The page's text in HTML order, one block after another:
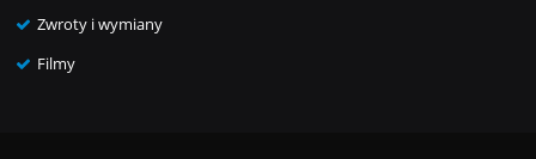
Zwroty i wymiany
Filmy